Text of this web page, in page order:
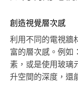
創造視覺層次感
利用不同的電視牆
富的層次感。例如
素，或是使用玻璃
升空間的深度，還